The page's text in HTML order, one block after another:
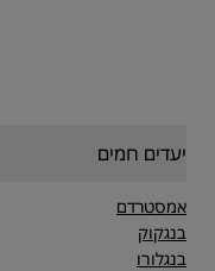
יעדים חמים
אמסטרדם
בנגקוק
בנגלורו